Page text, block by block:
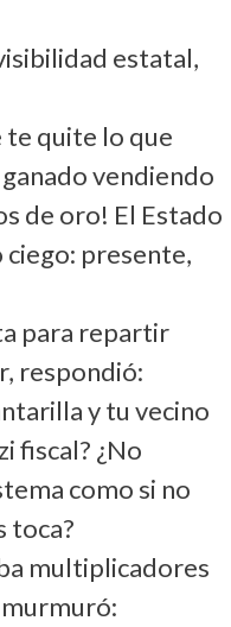
estatal,
te quite lo que
vendiendo
de oro! El Estado
presente,
para repartir
respondió:
y tu vecino
fiscal? ¿No
como si no
toca?
multiplicadores